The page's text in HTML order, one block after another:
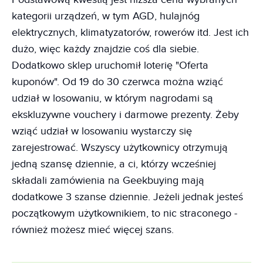
kategorii urządzeń, w tym AGD, hulajnóg
elektrycznych, klimatyzatorów, rowerów itd. Jest ich
dużo, więc każdy znajdzie coś dla siebie.
Dodatkowo sklep uruchomił loterię "Oferta
kuponów". Od 19 do 30 czerwca można wziąć
udział w losowaniu, w którym nagrodami są
ekskluzywne vouchery i darmowe prezenty. Żeby
wziąć udział w losowaniu wystarczy się
zarejestrować. Wszyscy użytkownicy otrzymują
jedną szansę dziennie, a ci, którzy wcześniej
składali zamówienia na Geekbuying mają
dodatkowe 3 szanse dziennie. Jeżeli jednak jesteś
początkowym użytkownikiem, to nic straconego -
również możesz mieć więcej szans.